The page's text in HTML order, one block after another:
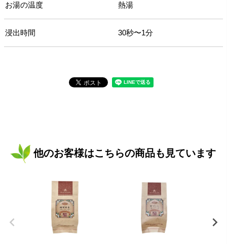
お湯の温度 熱湯
浸出時間 30秒〜1分
他のお客様はこちらの商品も見ています